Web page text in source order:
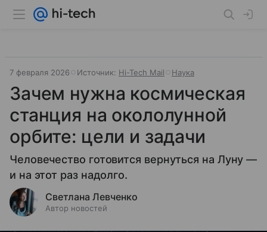
7 февраля 2026 Источник: Hi-Tech Mail Наука
Зачем нужна космическая
станция на окололунной
орбите: цели и задачи
Человечество готовится вернуться на Луну —
и на этот раз надолго.
Светлана Левченко
Автор новостей